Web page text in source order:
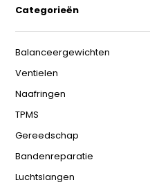
Categorieën
Balanceergewichten
Ventielen
Naafringen
TPMS
Gereedschap
Bandenreparatie
Luchtslangen